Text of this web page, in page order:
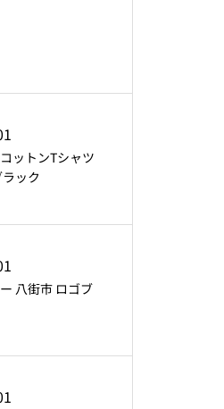
ットンTシャツ
ック
八街市 ロゴブ